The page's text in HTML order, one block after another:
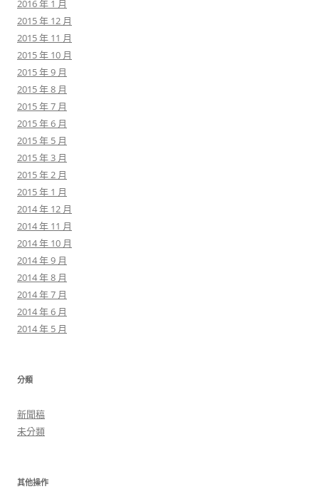
2016 年 1 月
2015 年 12 月
2015 年 11 月
2015 年 10 月
2015 年 9 月
2015 年 8 月
2015 年 7 月
2015 年 6 月
2015 年 5 月
2015 年 3 月
2015 年 2 月
2015 年 1 月
2014 年 12 月
2014 年 11 月
2014 年 10 月
2014 年 9 月
2014 年 8 月
2014 年 7 月
2014 年 6 月
2014 年 5 月
分類
新聞稿
未分類
其他操作